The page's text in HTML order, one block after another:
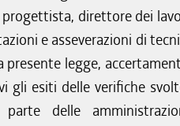
direttore dei
e asseverazioni di
legge,
gli esiti delle verifiche
delle